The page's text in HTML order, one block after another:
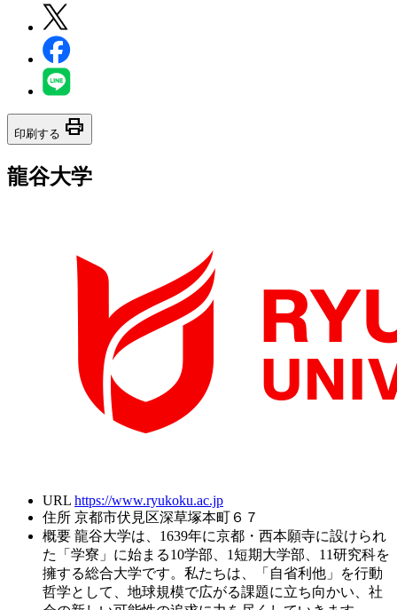
印刷する print
龍谷大学
URL https://www.ryukoku.ac.jp
住所 京都市伏見区深草塚本町６７
概要 龍谷大学は、1639年に京都・西本願寺に設けられ
た「学寮」に始まる10学部、1短期大学部、11研究科を
擁する総合大学です。私たちは、「自省利他」を行動
哲学として、地球規模で広がる課題に立ち向かい、社